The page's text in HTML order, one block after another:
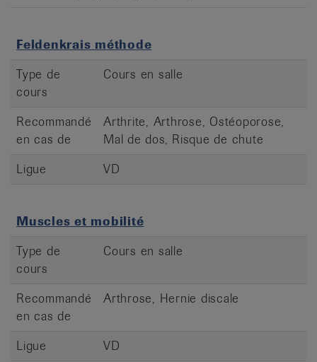
Feldenkrais méthode
Type de
cours
Cours en salle
Recommandé
en cas de
Arthrite, Arthrose, Ostéoporose,
Mal de dos, Risque de chute
Ligue
VD
Muscles et mobilité
Type de
cours
Cours en salle
Recommandé
en cas de
Arthrose, Hernie discale
Ligue VD